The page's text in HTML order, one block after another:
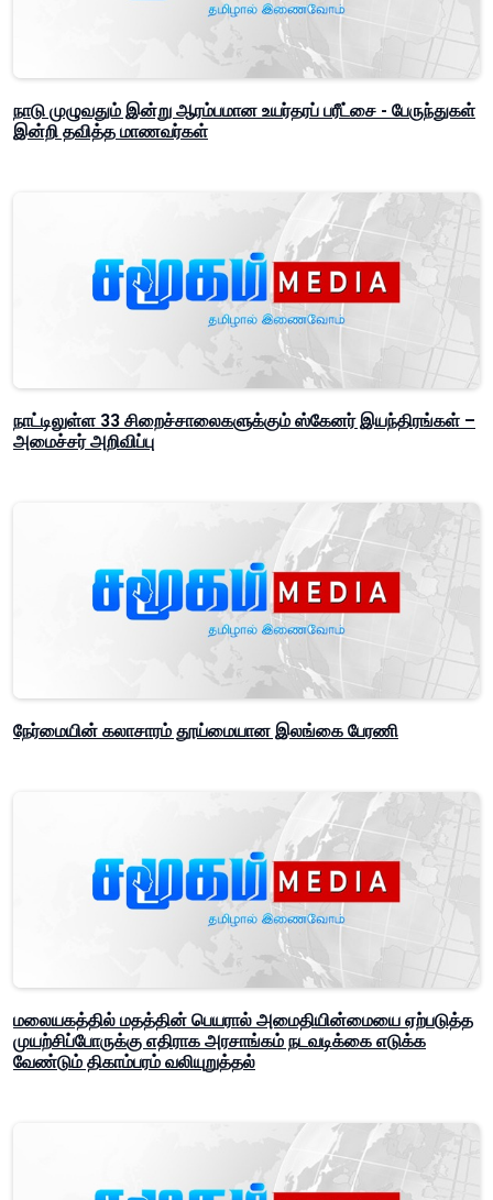
நாடு முழுவதும் இன்று ஆரம்பமான உயர்தரப் பரீட்சை - பேருந்துகள்
இன்றி தவித்த மாணவர்கள்
நாட்டிலுள்ள 33 சிறைச்சாலைகளுக்கும் ஸ்கேனர் இயந்திரங்கள் –
அமைச்சர் அறிவிப்பு
நேர்மையின் கலாசாரம் தூய்மையான இலங்கை பேரணி
மலையகத்தில் மதத்தின் பெயரால் அமைதியின்மையை ஏற்படுத்த
முயற்சிப்போருக்கு எதிராக அரசாங்கம் நடவடிக்கை எடுக்க
வேண்டும் திகாம்பரம் வலியுறுத்தல்